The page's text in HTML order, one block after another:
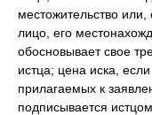
местожительство
лицо, его
обосновывает свое
истца; цена иска,
прилагаемых к
подписывается